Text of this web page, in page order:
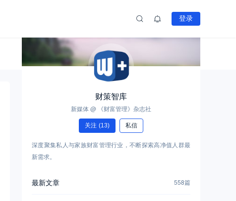
登录
财策智库
新媒体 @ 《财富管理》杂志社
关注 (13) 私信
深度聚集私人与家族财富管理行业，不断探索高净值人群最
新需求。
最新文章 558篇